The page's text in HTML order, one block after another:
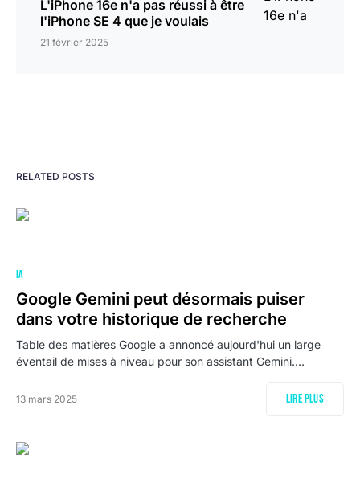
L'iPhone 16e n'a pas réussi à être
l'iPhone SE 4 que je voulais
21 février 2025
RELATED POSTS
IA
Google Gemini peut désormais puiser
dans votre historique de recherche
Table des matières Google a annoncé aujourd'hui un large
éventail de mises à niveau pour son assistant Gemini.…
13 mars 2025 Lire plus